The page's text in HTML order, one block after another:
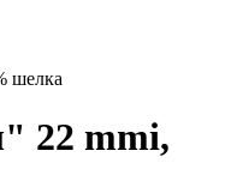
шелка
22 mmi,